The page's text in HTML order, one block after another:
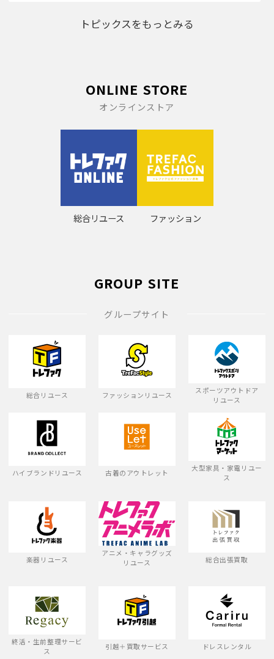
トピックスをもっとみる
ONLINE STORE
オンラインストア
総合リユース ファッション
GROUP SITE
グループサイト
総合リユース ファッションリユース
スポーツアウトドア
リユース
ハイブランドリユース 古着のアウトレット
大型家具・家電リユー
ス
楽器リユース
アニメ・キャラグッズ
リユース
総合出張買取
終活・生前整理サービ
ス
引越＋買取サービス ドレスレンタル